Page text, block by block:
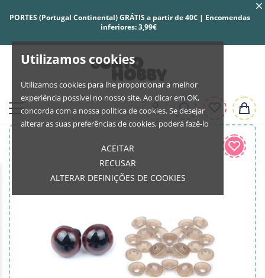
Utilizamos cookies
Utilizamos cookies para lhe proporcionar a melhor
experiência possível no nosso site. Ao clicar em OK,
concorda com a nossa política de cookies. Se desejar
alterar as suas preferências de cookies, poderá fazê-lo
ACEITAR
RECUSAR
ALTERAR DEFINIÇÕES DE COOKIES
PORTES (Portugal Continental) GRÁTIS a partir de 40€ | Encomendas
inferiores: 3,99€